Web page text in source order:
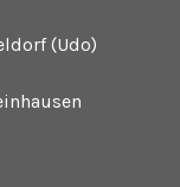
(Udo)